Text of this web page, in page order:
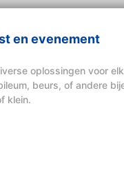
en evenement
oplossingen voor
beurs, of andere
klein.